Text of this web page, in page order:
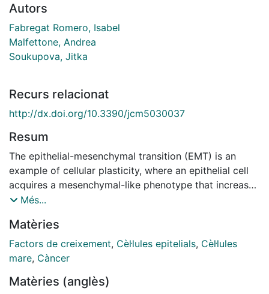
Autors
Fabregat Romero, Isabel
Malfettone, Andrea
Soukupova, Jitka
Recurs relacionat
http://dx.doi.org/10.3390/jcm5030037
Resum
The epithelial-mesenchymal transition (EMT) is an
example of cellular plasticity, where an epithelial cell
acquires a mesenchymal-like phenotype that increases
its migratory and invasive properties. Stemness is the
way that allows them to maintain the reservoir of
undifferentiated cells with stem cell identity, but also
to produce new differentiated cells. Initial works
epithelial cells induces the acquisition of stem cell
Més...
Matèries
Factors de creixement, Cèl·lules epitelials, Cèl·lules
mare, Càncer
Matèries (anglès)